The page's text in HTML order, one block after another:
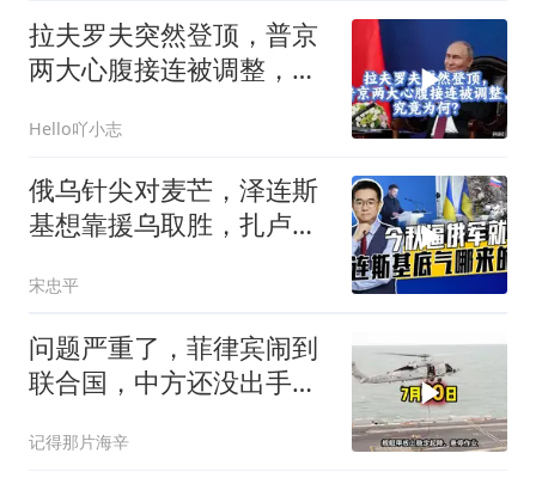
拉夫罗夫突然登顶，普京
两大心腹接连被调整，究
Hello吖小志
俄乌针尖对麦芒，泽连斯
基想靠援乌取胜，扎卢日
宋忠平
问题严重了，菲律宾闹到
联合国，中方还没出手，
记得那片海辛